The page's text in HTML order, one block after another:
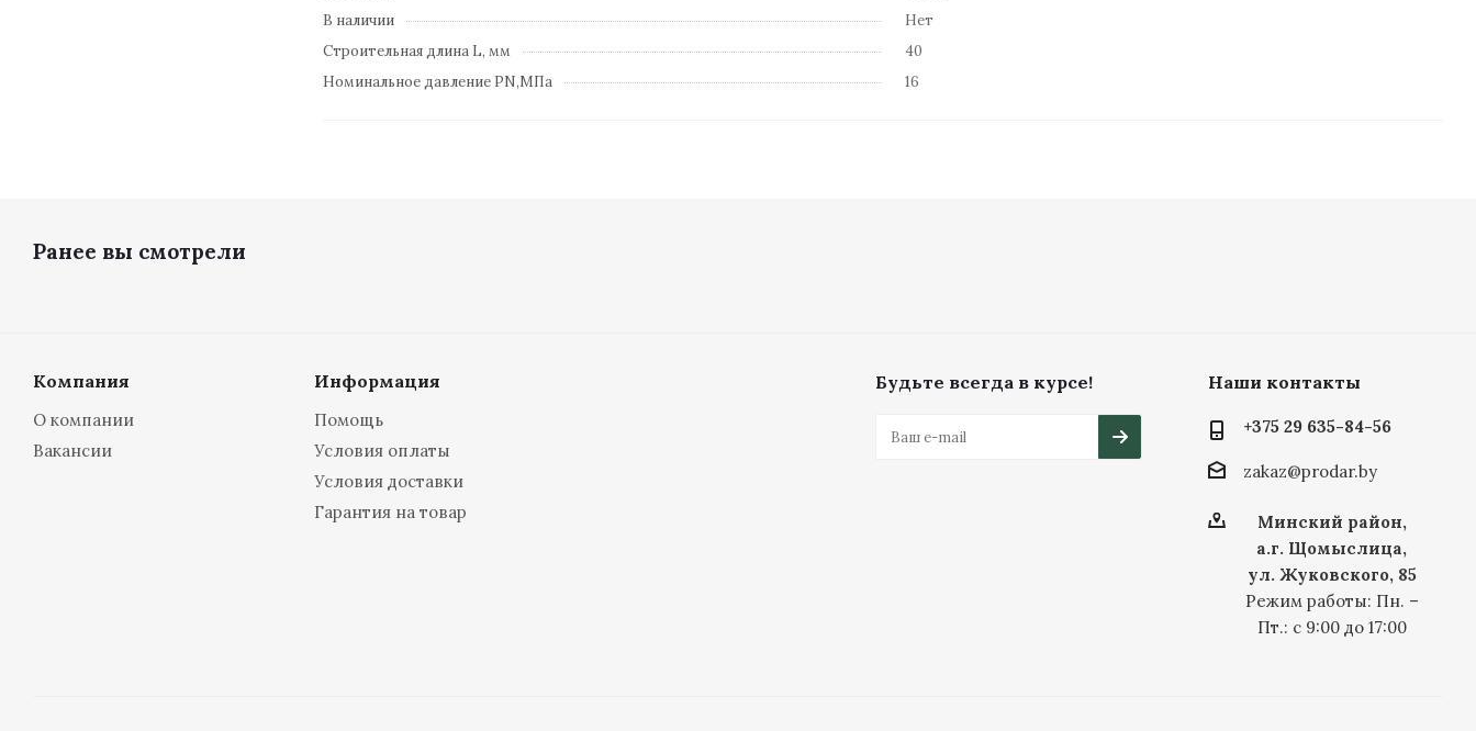
В наличии
Нет
Строительная длина L, мм
40
Номинальное давление PN,МПа
16
Ранее вы смотрели
Компания
О компании
Вакансии
Информация
Помощь
Условия оплаты
Условия доставки
Гарантия на товар
Будьте всегда в курсе! Наши контакты
+375 29 635-84-56
zakaz@prodar.by
Минский район,
а.г. Щомыслица,
ул. Жуковского, 85
Режим работы: Пн. –
Пт.: с 9:00 до 17:00